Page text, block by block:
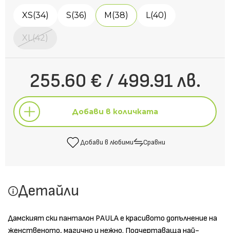
XS(34) S(36) M(38) L(40)
XL(42)
255.60 € / 499.91 лв.
Добави в количката
Добави в любими Сравни
Детайли
Дамският ски панталон PAULA е красивото допълнение на
женственото, магично и нежно. Подчертаваща най-